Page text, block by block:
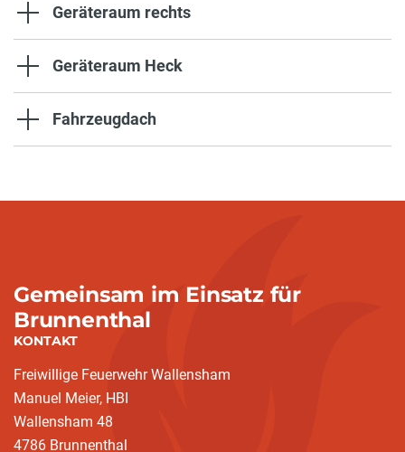
Geräteraum rechts
Geräteraum Heck
Fahrzeugdach
Gemeinsam im Einsatz für
Brunnenthal
KONTAKT
Freiwillige Feuerwehr Wallensham
Manuel Meier, HBI
Wallensham 48
4786 Brunnenthal